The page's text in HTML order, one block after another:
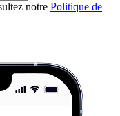
notre Politique de